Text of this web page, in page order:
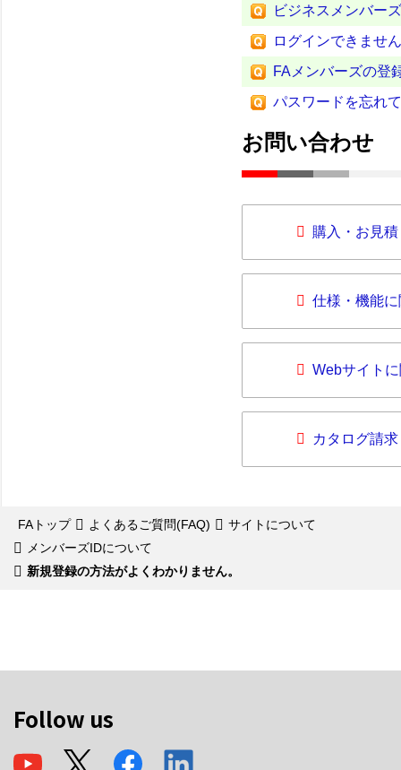
ビジネスメンバー
ログインできませ
FAメンバーズの登
パスワードを忘れ
お問い合わせ
購入・お見
仕様・機能
Webサイト
カタログ請求
FAトップ よくあるご質問(FAQ)
サイトについて
メンバーズIDについて
新規登録の方法がよくわかりません。
Follow us